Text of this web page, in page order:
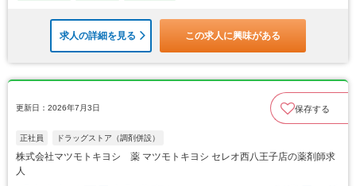
求人の詳細を見る この求人に興味がある
更新日：2026年7月3日 保存する
正社員 ドラッグストア（調剤併設）
株式会社マツモトキヨシ 薬 マツモトキヨシ セレオ西八王子店の薬剤師求
人